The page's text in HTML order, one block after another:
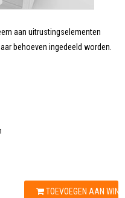
aan uitrustingselementen
behoeven ingedeeld worden.
TOEVOEGEN AAN